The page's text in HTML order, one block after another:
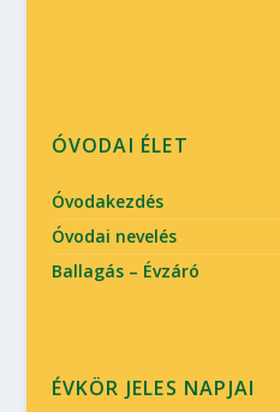
ÓVODAI ÉLET
Óvodakezdés
Óvodai nevelés
Ballagás – Évzáró
ÉVKÖR JELES NAPJAI